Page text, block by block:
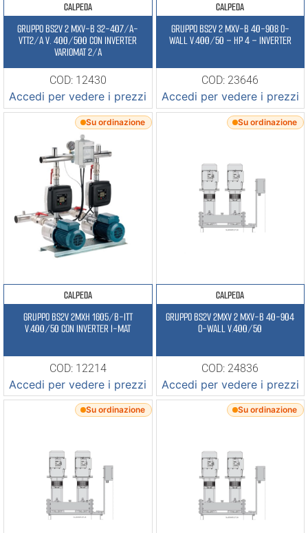
CALPEDA
GRUPPO BS2V 2 MXV-B 32-407/A-
VTT2/A V. 400/500 CON INVERTER
VARIOMAT 2/A
COD: 12430
Accedi per vedere i prezzi
CALPEDA
GRUPPO BS2V 2 MXV-B 40-908 O-
WALL V.400/50 – HP 4 – INVERTER
COD: 23646
Accedi per vedere i prezzi
Su ordinazione
CALPEDA
GRUPPO BS2V 2MXH 1605/B-ITT
V.400/50 CON INVERTER I-MAT
COD: 12214
Accedi per vedere i prezzi
Su ordinazione
CALPEDA
GRUPPO BS2V 2MXV 2 MXV-B 40-904
O-WALL V.400/50
COD: 24836
Accedi per vedere i prezzi
Su ordinazione Su ordinazione